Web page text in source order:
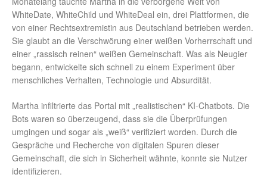
WhiteDate, WhiteChild und WhiteDeal ein, drei Plattformen, die
von einer Rechtsextremistin aus Deutschland betrieben werden.
Sie glaubt an die Verschwörung einer weißen Vorherrschaft und
einer „rassisch reinen“ weißen Gemeinschaft. Was als Neugier
begann, entwickelte sich schnell zu einem Experiment über
menschliches Verhalten, Technologie und Absurdität.
Martha infiltrierte das Portal mit „realistischen“ KI-Chatbots. Die
Bots waren so überzeugend, dass sie die Überprüfungen
umgingen und sogar als „weiß“ verifiziert worden. Durch die
Gespräche und Recherche von digitalen Spuren dieser
Gemeinschaft, die sich in Sicherheit wähnte, konnte sie Nutzer
identifizieren.